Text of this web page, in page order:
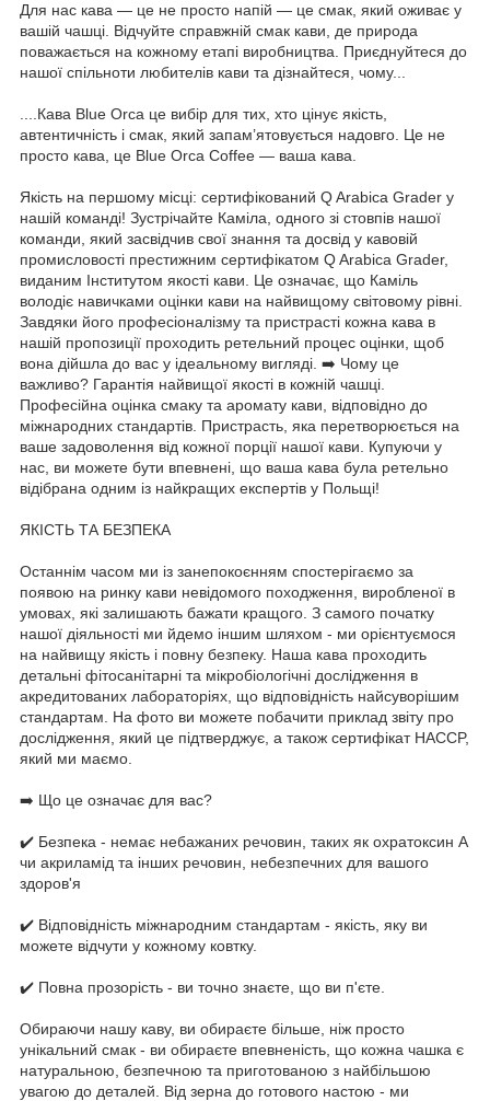
Для нас кава — це не просто напій — це смак, який оживає у
вашій чашці. Відчуйте справжній смак кави, де природа
поважається на кожному етапі виробництва. Приєднуйтеся до
нашої спільноти любителів кави та дізнайтеся, чому...
....Кава Blue Orca це вибір для тих, хто цінує якість,
автентичність і смак, який запам’ятовується надовго. Це не
просто кава, це Blue Orca Coffee — ваша кава.
Якість на першому місці: сертифікований Q Arabica Grader у
нашій команді! Зустрічайте Каміла, одного зі стовпів нашої
команди, який засвідчив свої знання та досвід у кавовій
промисловості престижним сертифікатом Q Arabica Grader,
виданим Інститутом якості кави. Це означає, що Каміль
володіє навичками оцінки кави на найвищому світовому рівні.
Завдяки його професіоналізму та пристрасті кожна кава в
нашій пропозиції проходить ретельний процес оцінки, щоб
вона дійшла до вас у ідеальному вигляді. ➡️ Чому це
важливо? Гарантія найвищої якості в кожній чашці.
Професійна оцінка смаку та аромату кави, відповідно до
міжнародних стандартів. Пристрасть, яка перетворюється на
ваше задоволення від кожної порції нашої кави. Купуючи у
нас, ви можете бути впевнені, що ваша кава була ретельно
відібрана одним із найкращих експертів у Польщі!
ЯКІСТЬ ТА БЕЗПЕКА
Останнім часом ми із занепокоєнням спостерігаємо за
появою на ринку кави невідомого походження, виробленої в
умовах, які залишають бажати кращого. З самого початку
нашої діяльності ми йдемо іншим шляхом - ми орієнтуємося
на найвищу якість і повну безпеку. Наша кава проходить
детальні фітосанітарні та мікробіологічні дослідження в
акредитованих лабораторіях, що відповідність найсуворішим
стандартам. На фото ви можете побачити приклад звіту про
дослідження, який це підтверджує, а також сертифікат HACCP,
який ми маємо.
➡️ Що це означає для вас?
✔️ Безпека - немає небажаних речовин, таких як охратоксин А
чи акриламід та інших речовин, небезпечних для вашого
здоров'я
✔️ Відповідність міжнародним стандартам - якість, яку ви
можете відчути у кожному ковтку.
✔️ Повна прозорість - ви точно знаєте, що ви п'єте.
Обираючи нашу каву, ви обираєте більше, ніж просто
унікальний смак - ви обираєте впевненість, що кожна чашка є
натуральною, безпечною та приготованою з найбільшою
увагою до деталей. Від зерна до готового настою - ми